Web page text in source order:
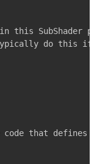
this SubShader
do this if
code that